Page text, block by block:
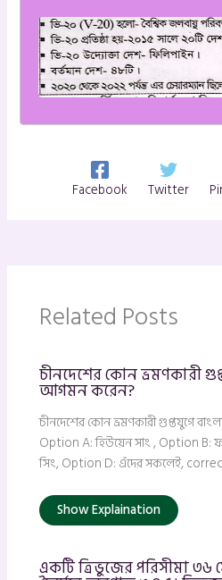
Facebook Twitter
Related Posts
চীনদেশের কোন ভ্রমণকারী
আগমন করেন?
চীনদেশের কোন ভ্রমণকারী গুপ্তযুগে
Option A: হিউয়েন সাং , Option B:
সিং, Option D: এঁদের সকলেই,
Show Explaination
একটি ত্রিভুজের পরিসীমা